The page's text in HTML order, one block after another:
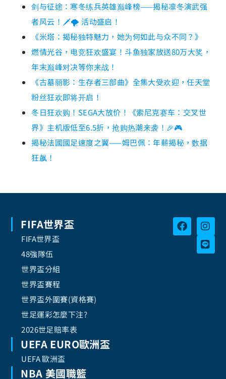
剑与征途：寒冬练兵英雄巅峰榜——揭秘凛冬演武强
者风云！🗡️🌪️ 活动盛启！
《米塔：揭秘独特魅力，她为何如此与众不同？》
燃情光谷，电竞狂欢盛宴！斗鱼独家放送80万大奖，
年末巅峰对决等你来战！
《古墓丽影：生存者三部曲》全集大受欢迎，任天堂
粉丝狂欢即将开启！
冬日狂欢购！SEGA大放价！《索尼克赛车：交叉世
界》主机版低至6.5折，抢购热潮来袭！🎉🎮
揭秘法國國足速度之翼——姆巴佩：年薪揭秘，数据
狂飙！
FIFA世界盃
FIFA世界盃
48強隊伍
世界盃分組
世界盃賽程
世界盃外圍賽(資格賽)
世足運彩怎麼下注?
2026世足賠率表
UEFA EURO歐洲盃
UEFA 歐洲盃
NBA 美國職籃